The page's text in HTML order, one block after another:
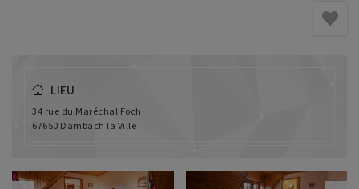
LIEU
34 rue du Maréchal Foch
67650 Dambach la Ville